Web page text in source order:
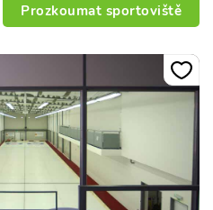
Prozkoumat sportoviště